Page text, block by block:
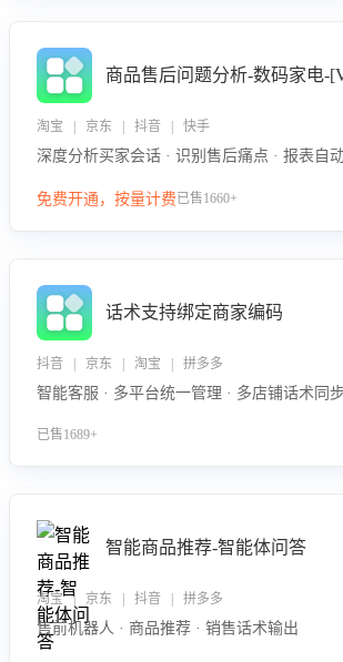
商品售后问题分析-数码家电-
淘宝 | 京东 | 抖音 | 快手
深度分析买家会话 · 识别售后痛点 · 报表自
免费开通，按量计费已售1660+
话术支持绑定商家编码
抖音 | 京东 | 淘宝 | 拼多多
智能客服 · 多平台统一管理 · 多店铺话术同步
已售1689+
智能商品推荐-智能体问答
淘宝 | 京东 | 抖音 | 拼多多
售前机器人 · 商品推荐 · 销售话术输出